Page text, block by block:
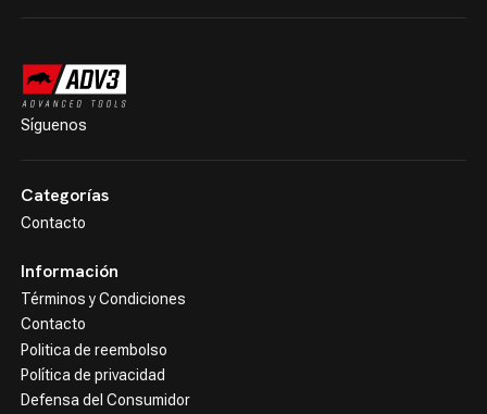
Síguenos
Categorías
Contacto
Información
Términos y Condiciones
Contacto
Politica de reembolso
Política de privacidad
Defensa del Consumidor